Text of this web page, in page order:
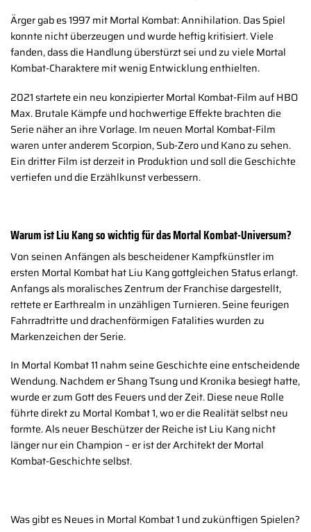
Ärger gab es 1997 mit Mortal Kombat: Annihilation. Das Spiel
konnte nicht überzeugen und wurde heftig kritisiert. Viele
fanden, dass die Handlung überstürzt sei und zu viele Mortal
Kombat-Charaktere mit wenig Entwicklung enthielten.
2021 startete ein neu konzipierter Mortal Kombat-Film auf HBO
Max. Brutale Kämpfe und hochwertige Effekte brachten die
Serie näher an ihre Vorlage. Im neuen Mortal Kombat-Film
waren unter anderem Scorpion, Sub-Zero und Kano zu sehen.
Ein dritter Film ist derzeit in Produktion und soll die Geschichte
vertiefen und die Erzählkunst verbessern.
Warum ist Liu Kang so wichtig für das Mortal Kombat-Universum?
Von seinen Anfängen als bescheidener Kampfkünstler im
ersten Mortal Kombat hat Liu Kang gottgleichen Status erlangt.
Anfangs als moralisches Zentrum der Franchise dargestellt,
rettete er Earthrealm in unzähligen Turnieren. Seine feurigen
Fahrradtritte und drachenförmigen Fatalities wurden zu
Markenzeichen der Serie.
In Mortal Kombat 11 nahm seine Geschichte eine entscheidende
Wendung. Nachdem er Shang Tsung und Kronika besiegt hatte,
wurde er zum Gott des Feuers und der Zeit. Diese neue Rolle
führte direkt zu Mortal Kombat 1, wo er die Realität selbst neu
formte. Als neuer Beschützer der Reiche ist Liu Kang nicht
länger nur ein Champion – er ist der Architekt der Mortal
Kombat-Geschichte selbst.
Was gibt es Neues in Mortal Kombat 1 und zukünftigen Spielen?